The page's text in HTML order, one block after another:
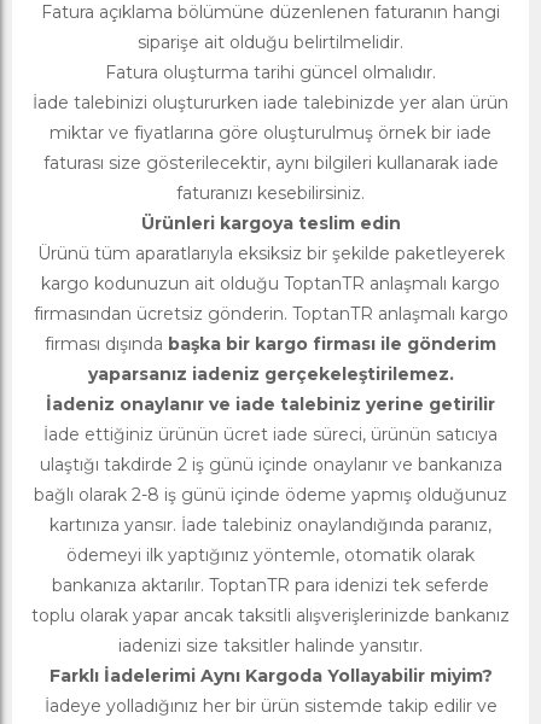
Fatura açıklama bölümüne düzenlenen faturanın hangi
siparişe ait olduğu belirtilmelidir.
Fatura oluşturma tarihi güncel olmalıdır.
İade talebinizi oluştururken iade talebinizde yer alan ürün
miktar ve fiyatlarına göre oluşturulmuş örnek bir iade
faturası size gösterilecektir, aynı bilgileri kullanarak iade
faturanızı kesebilirsiniz.
Ürünleri kargoya teslim edin
Ürünü tüm aparatlarıyla eksiksiz bir şekilde paketleyerek
kargo kodunuzun ait olduğu ToptanTR anlaşmalı kargo
firmasından ücretsiz gönderin. ToptanTR anlaşmalı kargo
firması dışında başka bir kargo firması ile gönderim
yaparsanız iadeniz gerçekeleştirilemez.
İadeniz onaylanır ve iade talebiniz yerine getirilir
İade ettiğiniz ürünün ücret iade süreci, ürünün satıcıya
ulaştığı takdirde 2 iş günü içinde onaylanır ve bankanıza
bağlı olarak 2-8 iş günü içinde ödeme yapmış olduğunuz
kartınıza yansır. İade talebiniz onaylandığında paranız,
ödemeyi ilk yaptığınız yöntemle, otomatik olarak
bankanıza aktarılır. ToptanTR para idenizi tek seferde
toplu olarak yapar ancak taksitli alışverişlerinizde bankanız
iadenizi size taksitler halinde yansıtır.
Farklı İadelerimi Aynı Kargoda Yollayabilir miyim?
İadeye yolladığınız her bir ürün sistemde takip edilir ve